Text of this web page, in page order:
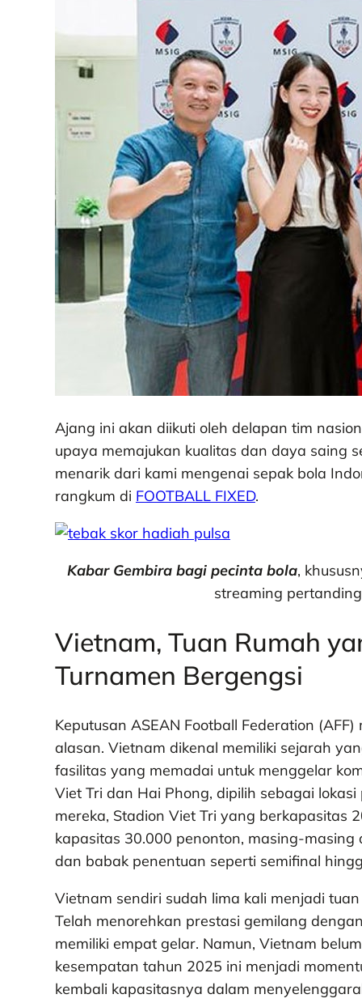
Ajang ini akan diikuti oleh delapan tim
upaya memajukan kualitas dan daya saing
menarik dari kami mengenai sepak bola
rangkum di FOOTBALL FIXED.
Kabar Gembira bagi pecinta bola,
streaming
Vietnam, Tuan Rumah
Turnamen Bergengsi
Keputusan ASEAN Football Federation
alasan. Vietnam dikenal memiliki sejarah
fasilitas yang memadai untuk menggelar
Viet Tri dan Hai Phong, dipilih sebagai
mereka, Stadion Viet Tri yang berkapasitas
kapasitas 30.000 penonton, masing-
dan babak penentuan seperti semifinal
Vietnam sendiri sudah lima kali menjadi
Telah menorehkan prestasi gemilang
memiliki empat gelar. Namun, Vietnam
kesempatan tahun 2025 ini menjadi
kembali kapasitasnya dalam